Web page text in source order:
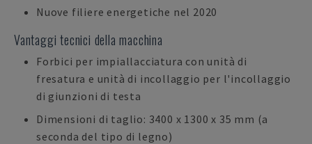
Nuove filiere energetiche nel 2020
Vantaggi tecnici della macchina
Forbici per impiallacciatura con unità di
fresatura e unità di incollaggio per l'incollaggio
di giunzioni di testa
Dimensioni di taglio: 3400 x 1300 x 35 mm (a
seconda del tipo di legno)